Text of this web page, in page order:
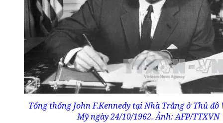
Tổng thống John F.Kennedy tại Nhà Trắng ở Thủ
Mỹ ngày 24/10/1962. Ảnh: AFP/TTXVN